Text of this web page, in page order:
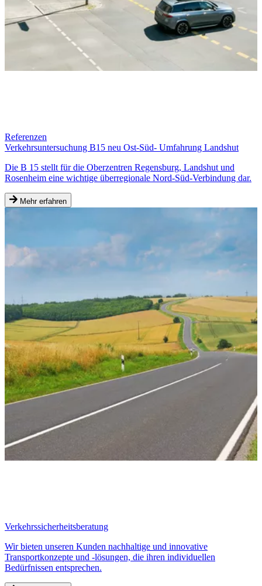
Referenzen
Verkehrsuntersuchung B15 neu Ost-Süd- Umfahrung Landshut
Die B 15 stellt für die Oberzentren Regensburg, Landshut und
Rosenheim eine wichtige überregionale Nord-Süd-Verbindung dar.
Mehr erfahren
Verkehrssicherheitsberatung
Wir bieten unseren Kunden nachhaltige und innovative
Transportkonzepte und -lösungen, die ihren individuellen
Bedürfnissen entsprechen.